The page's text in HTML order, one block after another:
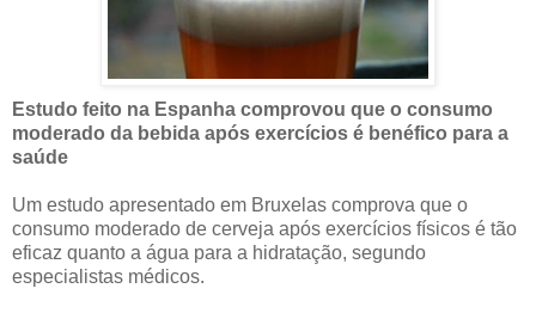
Estudo feito na Espanha comprovou que o consumo
moderado da bebida após exercícios é benéfico para a
saúde
Um estudo apresentado em Bruxelas comprova que o
consumo moderado de cerveja após exercícios físicos é tão
eficaz quanto a água para a hidratação, segundo
especialistas médicos.